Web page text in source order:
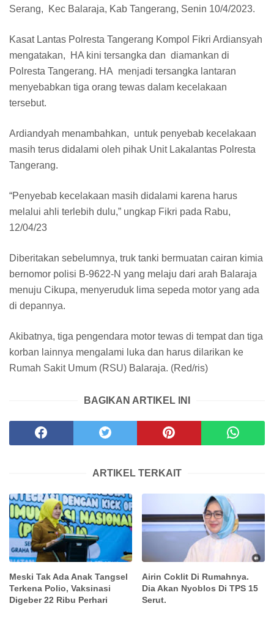
Serang, Kec Balaraja, Kab Tangerang, Senin 10/4/2023.
Kasat Lantas Polresta Tangerang Kompol Fikri Ardiansyah
mengatakan, HA kini tersangka dan diamankan di
Polresta Tangerang. HA menjadi tersangka lantaran
menyebabkan tiga orang tewas dalam kecelakaan
tersebut.
Ardiandyah menambahkan, untuk penyebab kecelakaan
masih terus didalami oleh pihak Unit Lakalantas Polresta
Tangerang.
“Penyebab kecelakaan masih didalami karena harus
melalui ahli terlebih dulu,” ungkap Fikri pada Rabu,
12/04/23
Diberitakan sebelumnya, truk tanki bermuatan cairan kimia
bernomor polisi B-9622-N yang melaju dari arah Balaraja
menuju Cikupa, menyeruduk lima sepeda motor yang ada
di depannya.
Akibatnya, tiga pengendara motor tewas di tempat dan tiga
korban lainnya mengalami luka dan harus dilarikan ke
Rumah Sakit Umum (RSU) Balaraja. (Red/ris)
BAGIKAN ARTIKEL INI
ARTIKEL TERKAIT
Meski Tak Ada Anak Tangsel
Terkena Polio, Vaksinasi
Digeber 22 Ribu Perhari
Airin Coklit Di Rumahnya.
Dia Akan Nyoblos Di TPS 15
Serut.